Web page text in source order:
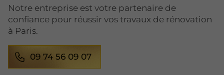
Notre entreprise est votre partenaire de
confiance pour réussir vos travaux de rénovation
à Paris.
09 74 56 09 07